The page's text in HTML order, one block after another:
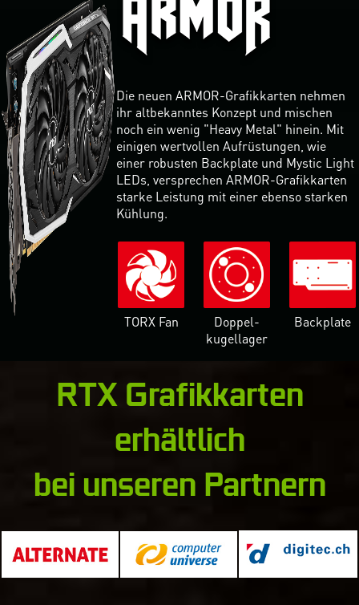
Die neuen ARMOR-Grafikkarten nehmen
ihr altbekanntes Konzept und mischen
noch ein wenig "Heavy Metal" hinein. Mit
einigen wertvollen Aufrüstungen, wie
einer robusten Backplate und Mystic Light
LEDs, versprechen ARMOR-Grafikkarten
starke Leistung mit einer ebenso starken
Kühlung.
TORX Fan
Doppel-
kugellager
Backplate
RTX Grafikkarten
erhältlich
bei unseren Partnern